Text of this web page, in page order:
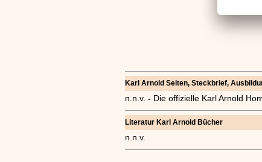
Karl Arnold Seiten, Steckbrief,
n.n.v. - Die offizielle Karl Arnold
Literatur Karl Arnold Bücher
n.n.v.